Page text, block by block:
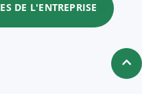
DE L'ENTREPRISE